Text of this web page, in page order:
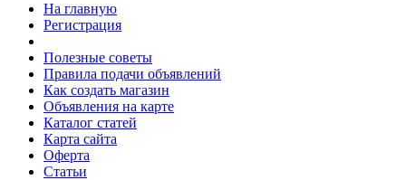
На главную
Регистрация
Полезные советы
Правила подачи объявлений
Как создать магазин
Объявления на карте
Каталог статей
Карта сайта
Оферта
Статьи